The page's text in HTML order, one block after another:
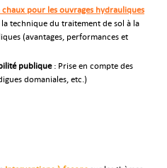
chaux pour les ouvrages hydrauliques
technique du traitement de sol à la
(avantages, performances et
publique: Prise en compte des
domaniales, etc.)